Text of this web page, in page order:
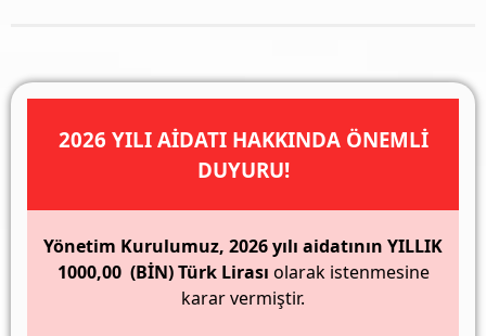
2026 YILI AİDATI HAKKINDA ÖNEMLİ
DUYURU!
Yönetim Kurulumuz, 2026 yılı aidatının YILLIK
1000,00 (BİN) Türk Lirası olarak istenmesine
karar vermiştir.